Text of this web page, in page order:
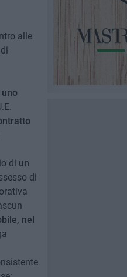
alle
di un
di
nel